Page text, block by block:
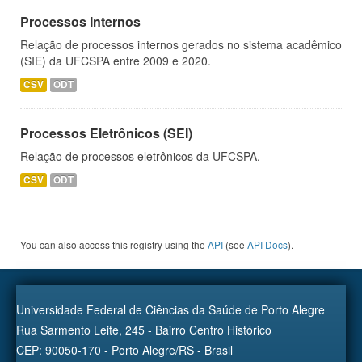
Processos Internos
Relação de processos internos gerados no sistema acadêmico
(SIE) da UFCSPA entre 2009 e 2020.
CSV ODT
Processos Eletrônicos (SEI)
Relação de processos eletrônicos da UFCSPA.
CSV ODT
You can also access this registry using the API (see API Docs).
Universidade Federal de Ciências da Saúde de Porto Alegre
Rua Sarmento Leite, 245 - Bairro Centro Histórico
CEP: 90050-170 - Porto Alegre/RS - Brasil